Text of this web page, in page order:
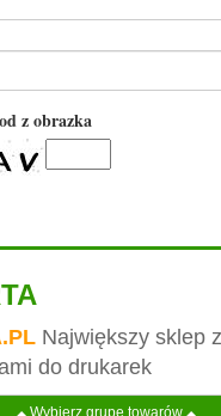
z obrazka
Największy sklep z
do drukarek
Wybierz grupę towarów